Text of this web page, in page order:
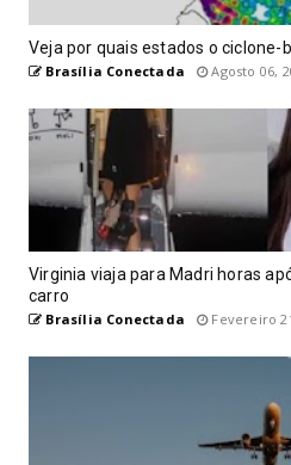
Veja por quais estados o ciclone-
Brasília Conectada Agosto 06,
Virginia viaja para Madri horas
carro
Brasília Conectada Fevereiro